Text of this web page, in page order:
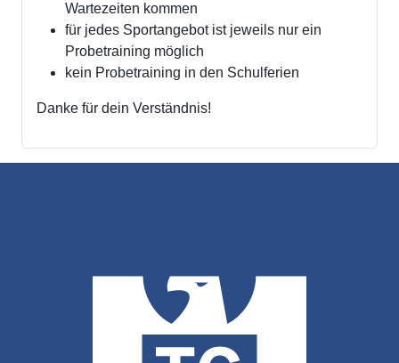
Wartezeiten kommen
für jedes Sportangebot ist jeweils nur ein
Probetraining möglich
kein Probetraining in den Schulferien
Danke für dein Verständnis!